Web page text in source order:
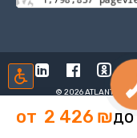
от 2 426 ₪до
© 2026 ATLANTIS